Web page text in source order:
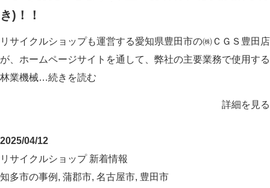
き)！！
リサイクルショップも運営する愛知県豊田市の㈱ＣＧＳ豊田店
が、ホームページサイトを通して、弊社の主要業務で使用する
林業機械…続きを読む
詳細を見る
2025/04/12
リサイクルショップ 新着情報
知多市の事例 , 蒲郡市, 名古屋市, 豊田市